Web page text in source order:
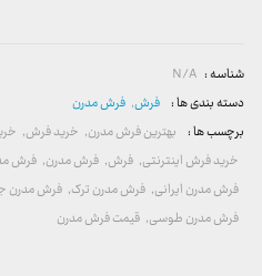
شناسه : N/A
دسته بندی ها : فرش, فرش مدرن
برچسب ها : بهترین فرش مدرن, خرید فرش,
خرید فرش اینترنتی, فرش, فرش مدرن, فرش
فرش مدرن ایرانی, فرش مدرن ترک, فرش مدرن
فرش مدرن طوسی, قیمت فرش مدرن